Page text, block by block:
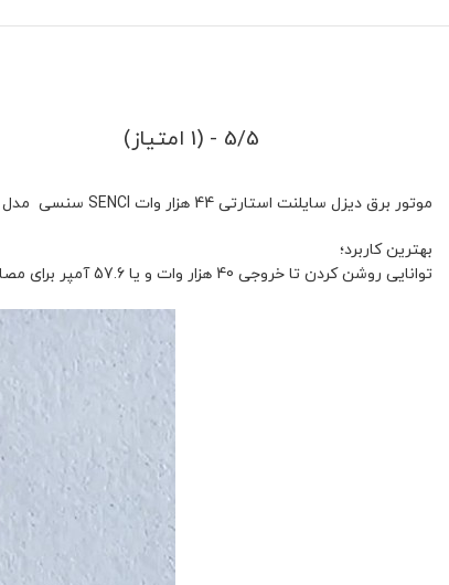
5/5 - (1 امتیاز)
موتور برق دیزل سایلنت استارتی 44 هزار وات SENCI سنسی مدل SC40WCS
بهترین کاربرد؛
توانایی روشن کردن تا خروجی 40 هزار وات و یا 57.6 آمپر برای مصارف ویلایی، آپارتمانی، کارگاهی، رستوران و هتل کاربرد دارد